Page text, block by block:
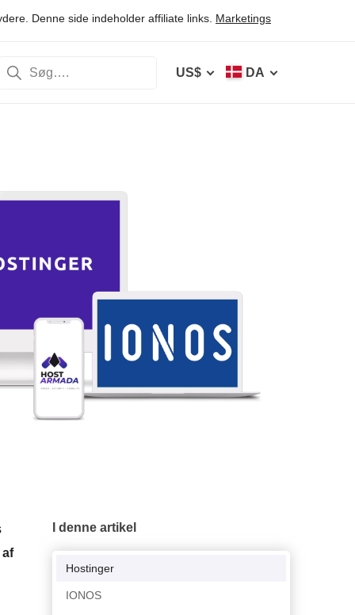
Denne side indeholder affiliate links. Marketings
US$ DA
I denne artikel
Hostinger
IONOS